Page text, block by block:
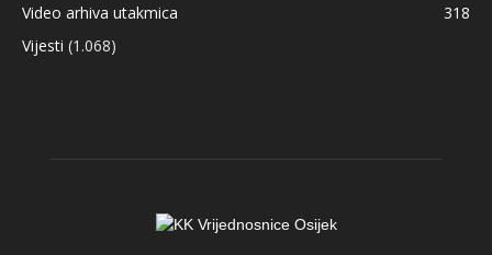
Video arhiva utakmica
318
Vijesti (1.068)